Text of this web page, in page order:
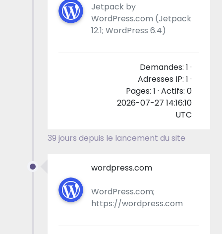
Jetpack by
WordPress.com (Jetpack
12.1; WordPress 6.4)
Demandes: 1 ·
Adresses IP: 1 ·
Pages: 1 · Actifs: 0
2026-07-27 14:16:10
UTC
39 jours depuis le lancement du site
wordpress.com
WordPress.com;
https://wordpress.com